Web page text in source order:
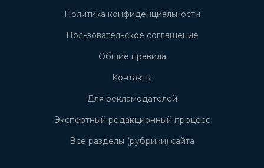
Политика конфиденциальности
Пользовательское соглашение
Общие правила
Контакты
Для рекламодателей
Экспертный редакционный процесс
Все разделы (рубрики) сайта